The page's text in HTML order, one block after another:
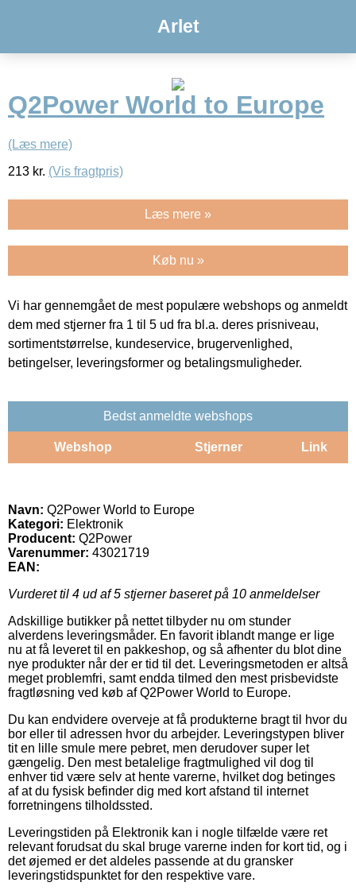
Arlet
Q2Power World to Europe
(Læs mere)
213 kr. (Vis fragtpris)
Læs mere »
Køb nu »
Vi har gennemgået de mest populære webshops og anmeldt
dem med stjerner fra 1 til 5 ud fra bl.a. deres prisniveau,
sortimentstørrelse, kundeservice, brugervenlighed,
betingelser, leveringsformer og betalingsmuligheder.
Bedst anmeldte webshops
Webshop Stjerner Link
Navn: Q2Power World to Europe
Kategori: Elektronik
Producent: Q2Power
Varenummer: 43021719
EAN:
Vurderet til 4 ud af 5 stjerner baseret på 10 anmeldelser
Adskillige butikker på nettet tilbyder nu om stunder
alverdens leveringsmåder. En favorit iblandt mange er lige
nu at få leveret til en pakkeshop, og så afhenter du blot dine
nye produkter når der er tid til det. Leveringsmetoden er altså
meget problemfri, samt endda tilmed den mest prisbevidste
fragtløsning ved køb af Q2Power World to Europe.
Du kan endvidere overveje at få produkterne bragt til hvor du
bor eller til adressen hvor du arbejder. Leveringstypen bliver
tit en lille smule mere pebret, men derudover super let
gængelig. Den mest betalelige fragtmulighed vil dog til
enhver tid være selv at hente varerne, hvilket dog betinges
af at du fysisk befinder dig med kort afstand til internet
forretningens tilholdssted.
Leveringstiden på Elektronik kan i nogle tilfælde være ret
relevant forudsat du skal bruge varerne inden for kort tid, og i
det øjemed er det aldeles passende at du gransker
leveringstidspunktet for den respektive vare.